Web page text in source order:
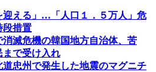
迎える」…「人口１．５万人」危
段措置
消滅危機の韓国地方自治体、苦
で受け入れ
忠州で発生した地震のマグニチ